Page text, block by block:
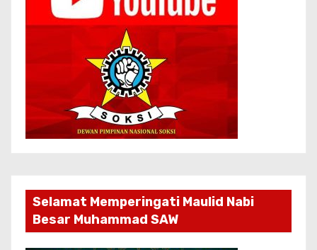
Selamat Memperingati Maulid Nabi
Besar Muhammad SAW